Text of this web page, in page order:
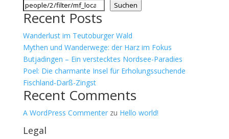
Suchen
Recent Posts
Wanderlust im Teutoburger Wald
Mythen und Wanderwege: der Harz im Fokus
Butjadingen – Ein verstecktes Nordsee-Paradies
Poel: Die charmante Insel für Erholungssuchende
Fischland-Darß-Zingst
Recent Comments
A WordPress Commenterzu Hello world!
Legal